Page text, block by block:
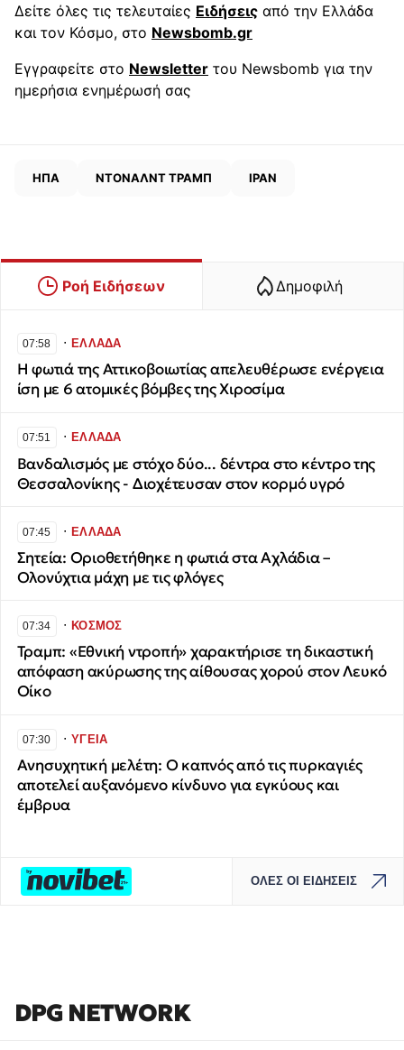
Δείτε όλες τις τελευταίες Ειδήσεις από την Ελλάδα
και τον Κόσμο, στο Newsbomb.gr
Εγγραφείτε στο Newsletter του Newsbomb για την
ημερήσια ενημέρωσή σας
ΗΠΑ ΝΤΟΝΑΛΝΤ ΤΡΑΜΠ ΙΡΑΝ
Ροή Ειδήσεων Δημοφιλή
07:58 ∙ΕΛΛΑΔΑ
Η φωτιά της Αττικοβοιωτίας απελευθέρωσε ενέργεια
ίση με 6 ατομικές βόμβες της Χιροσίμα
07:51 ∙ΕΛΛΑΔΑ
Βανδαλισμός με στόχο δύο... δέντρα στο κέντρο της
Θεσσαλονίκης - Διοχέτευσαν στον κορμό υγρό
07:45 ∙ΕΛΛΑΔΑ
Σητεία: Οριοθετήθηκε η φωτιά στα Αχλάδια –
Ολονύχτια μάχη με τις φλόγες
07:34 ∙ΚΟΣΜΟΣ
Τραμπ: «Εθνική ντροπή» χαρακτήρισε τη δικαστική
απόφαση ακύρωσης της αίθουσας χορού στον Λευκό
Οίκο
07:30 ∙ΥΓΕΙΑ
Ανησυχητική μελέτη: Ο καπνός από τις πυρκαγιές
αποτελεί αυξανόμενο κίνδυνο για εγκύους και
έμβρυα
ΟΛΕΣ ΟΙ ΕΙΔΗΣΕΙΣ
DPG NETWORK